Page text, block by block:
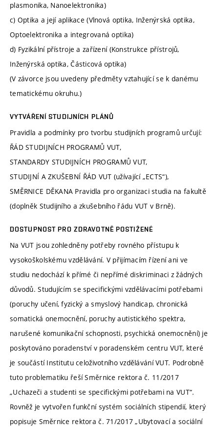
plasmonika, Nanoelektronika)
c) Optika a její aplikace (Vlnová optika, Inženýrská optika,
Optoelektronika a integrovaná optika)
d) Fyzikální přístroje a zařízení (Konstrukce přístrojů,
Inženýrská optika, Částicová optika)
(V závorce jsou uvedeny předměty vztahující se k danému
tematickému okruhu.)
VYTVÁŘENÍ STUDIJNÍCH PLÁNŮ
Pravidla a podmínky pro tvorbu studijních programů určují:
ŘÁD STUDIJNÍCH PROGRAMŮ VUT,
STANDARDY STUDIJNÍCH PROGRAMŮ VUT,
STUDIJNÍ A ZKUŠEBNÍ ŘÁD VUT (užívající „ECTS“),
SMĚRNICE DĚKANA Pravidla pro organizaci studia na fakultě
(doplněk Studijního a zkušebního řádu VUT v Brně).
DOSTUPNOST PRO ZDRAVOTNĚ POSTIŽENÉ
Na VUT jsou zohledněny potřeby rovného přístupu k
vysokoškolskému vzdělávání. V přijímacím řízení ani ve
studiu nedochází k přímé či nepřímé diskriminaci z žádných
důvodů. Studujícím se specifickými vzdělávacími potřebami
(poruchy učení, fyzický a smyslový handicap, chronická
somatická onemocnění, poruchy autistického spektra,
narušené komunikační schopnosti, psychická onemocnění) je
poskytováno poradenství v poradenském centru VUT, které
je součástí Institutu celoživotního vzdělávání VUT. Podrobně
tuto problematiku řeší Směrnice rektora č. 11/2017
„Uchazeči a studenti se specifickými potřebami na VUT“.
Rovněž je vytvořen funkční systém sociálních stipendií, který
popisuje Směrnice rektora č. 71/2017 „Ubytovací a sociální